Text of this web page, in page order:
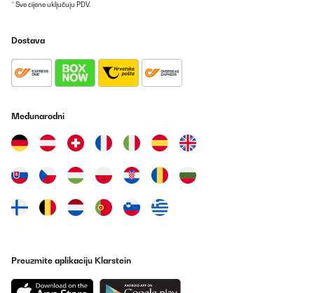
* Sve cijene uključuju PDV.
Dostava
Međunarodni
Preuzmite aplikaciju Klarstein